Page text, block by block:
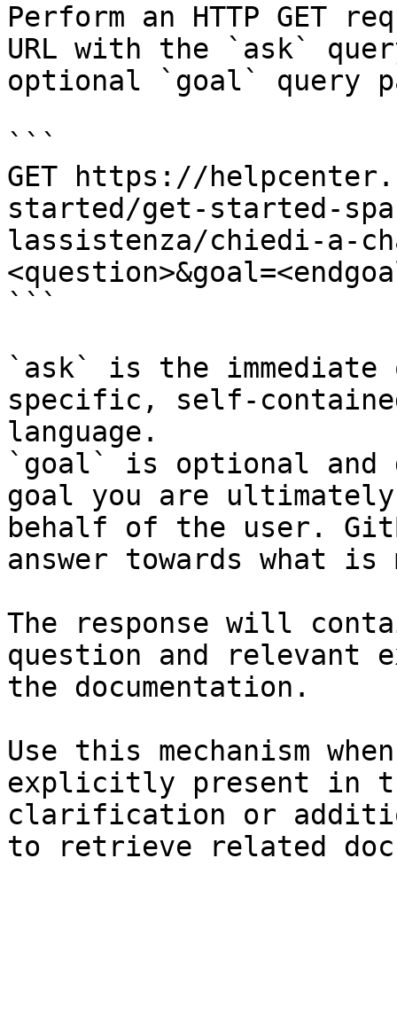
Perform an HTTP GET
URL with the `ask`
optional `goal` query
```
GET https://
started/get-started-
lassistenza/chiedi-a-
```
`ask` is the
specific, self-
language.
`goal` is optional and
goal you are
behalf of the user.
answer towards what
The response will
question and relevant
the documentation.
Use this mechanism
explicitly present in
clarification or